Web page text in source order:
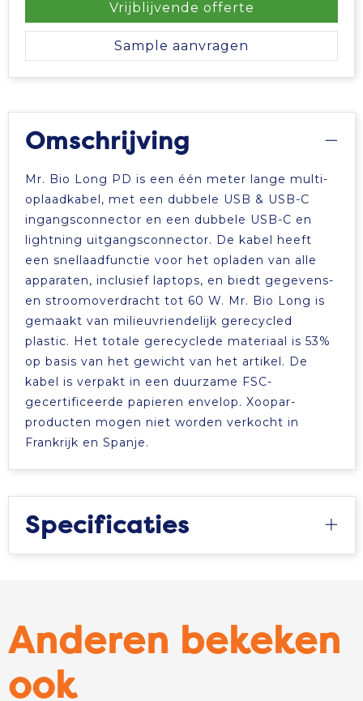
Tablettassen
Waterbestendige tassen
Trolleys
Vrijblijvende offerte
Sample aanvragen
Omschrijving
Mr. Bio Long PD is een één meter lange multi-
oplaadkabel, met een dubbele USB & USB-C
ingangsconnector en een dubbele USB-C en
lightning uitgangsconnector. De kabel heeft
een snellaadfunctie voor het opladen van alle
apparaten, inclusief laptops, en biedt gegevens-
en stroomoverdracht tot 60 W. Mr. Bio Long is
gemaakt van milieuvriendelijk gerecycled
plastic. Het totale gerecyclede materiaal is 53%
op basis van het gewicht van het artikel. De
kabel is verpakt in een duurzame FSC-
gecertificeerde papieren envelop. Xoopar-
producten mogen niet worden verkocht in
Frankrijk en Spanje.
Specificaties
Anderen bekeken
ook